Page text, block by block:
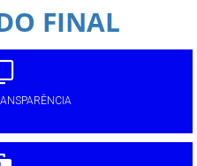
FINAL